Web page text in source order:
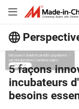
Découvrez
sur
Voir Plus
5 façons
incubateurs
besoins